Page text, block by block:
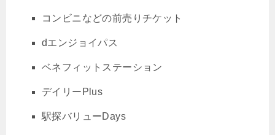
コンビニなどの前売りチケット
dエンジョイパス
ベネフィットステーション
デイリーPlus
駅探バリューDays